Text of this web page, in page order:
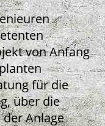
von Anfang
für die
über die
Anlage